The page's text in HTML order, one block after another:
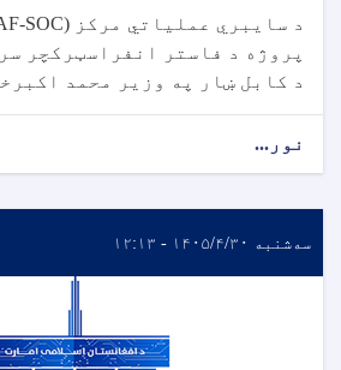
پروژه د فاستر انفراسټرکچر
د کابل ښار په وزیر محمد
نور...
سه‌شنبه ۱۴۰۵/۴/۳۰ - ۱۲:۱۳